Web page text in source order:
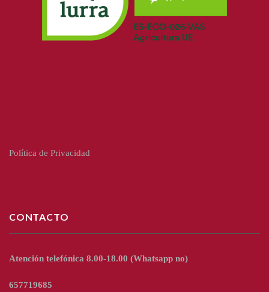
Política de Privacidad
CONTACTO
Atención telefónica 8.00-18.00 (Whatsapp no)
657719685